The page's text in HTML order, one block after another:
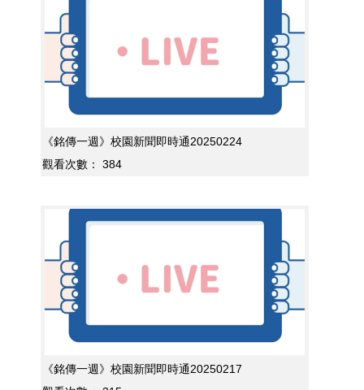
《銘傳一週》校園新聞即時通20250224
觀看次數：
384
《銘傳一週》校園新聞即時通20250217